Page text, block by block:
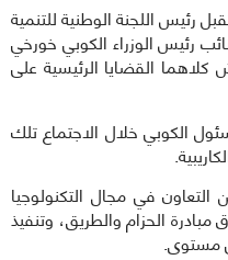
استقبل رئيس اللجنة الوطنية للتنمية
رئيس الوزراء الكوبي خورخي
القضايا الرئيسية على
الكوبي خلال الاجتماع تلك
في مجال التكنولوجيا
الحزام والطريق، وتنفيذ
مستوى.